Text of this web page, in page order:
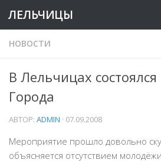
ЛЕЛЬЧИЦЫ
НОВОСТИ
В Лельчицах
Города
АВТОР: ADMIN · 07.09.2008
Мероприятие прошло довольно
объясняется отсутствием